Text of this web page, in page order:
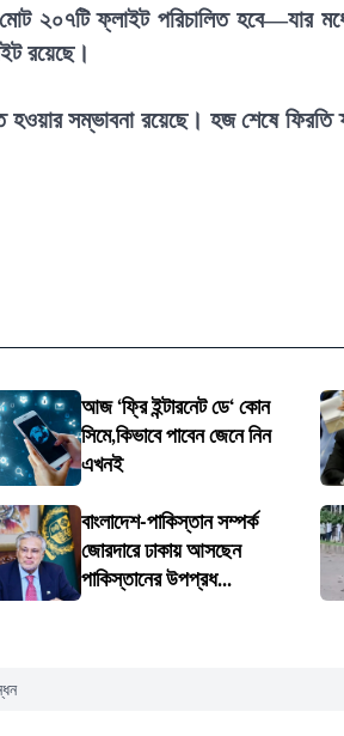
ফ্লাইট পরিচালিত হবে—যার মধ্যে
রয়েছে।
হওয়ার সম্ভাবনা রয়েছে। হজ শেষে
আজ ‘ফ্রি ইন্টারনেট ডে‘ কোন
সিমে,কিভাবে পাবেন জেনে নিন
এখনই
বাংলাদেশ-পাকিস্তান সম্পর্ক
জোরদারে ঢাকায় আসছেন
পাকিস্তানের উপপ্রধ...